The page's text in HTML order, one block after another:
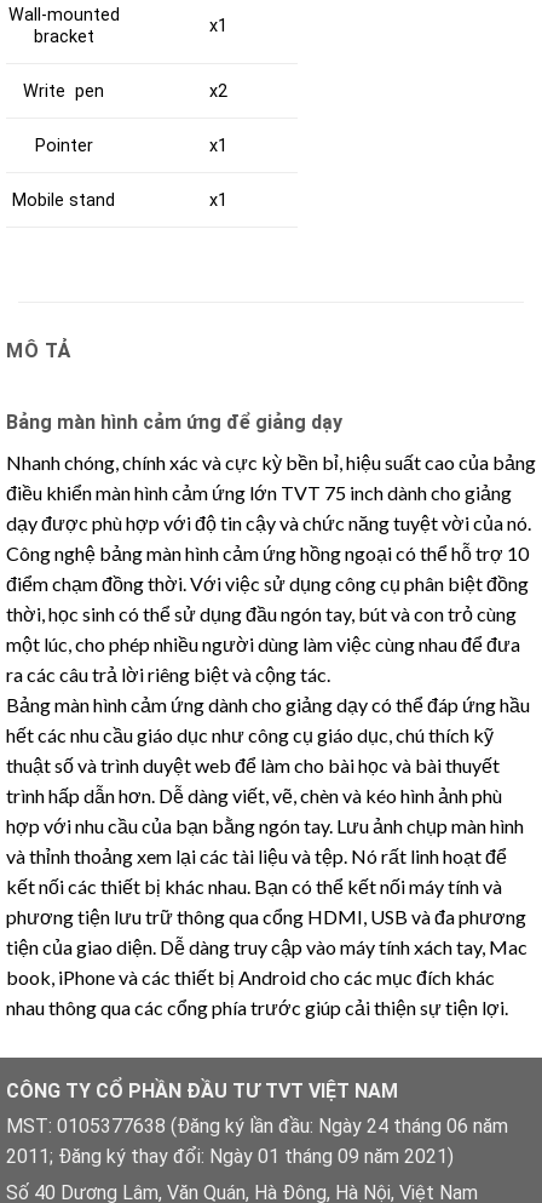
Wall-mounted
bracket
x1
Write pen x2
Pointer x1
Mobile stand x1
MÔ TẢ
Bảng màn hình cảm ứng để giảng dạy
Nhanh chóng, chính xác và cực kỳ bền bỉ, hiệu suất cao của bảng
điều khiển màn hình cảm ứng lớn TVT 75 inch dành cho giảng
dạy được phù hợp với độ tin cậy và chức năng tuyệt vời của nó.
Công nghệ bảng màn hình cảm ứng hồng ngoại có thể hỗ trợ 10
điểm chạm đồng thời. Với việc sử dụng công cụ phân biệt đồng
thời, học sinh có thể sử dụng đầu ngón tay, bút và con trỏ cùng
một lúc, cho phép nhiều người dùng làm việc cùng nhau để đưa
ra các câu trả lời riêng biệt và cộng tác.
Bảng màn hình cảm ứng dành cho giảng dạy có thể đáp ứng hầu
hết các nhu cầu giáo dục như công cụ giáo dục, chú thích kỹ
thuật số và trình duyệt web để làm cho bài học và bài thuyết
trình hấp dẫn hơn. Dễ dàng viết, vẽ, chèn và kéo hình ảnh phù
hợp với nhu cầu của bạn bằng ngón tay. Lưu ảnh chụp màn hình
và thỉnh thoảng xem lại các tài liệu và tệp. Nó rất linh hoạt để
kết nối các thiết bị khác nhau. Bạn có thể kết nối máy tính và
phương tiện lưu trữ thông qua cổng HDMI, USB và đa phương
tiện của giao diện. Dễ dàng truy cập vào máy tính xách tay, Mac
book, iPhone và các thiết bị Android cho các mục đích khác
nhau thông qua các cổng phía trước giúp cải thiện sự tiện lợi.
CÔNG TY CỔ PHẦN ĐẦU TƯ TVT VIỆT NAM
MST: 0105377638 (Đăng ký lần đầu: Ngày 24 tháng 06 năm
2011; Đăng ký thay đổi: Ngày 01 tháng 09 năm 2021)
Số 40 Dương Lâm, Văn Quán, Hà Đông, Hà Nội, Việt Nam